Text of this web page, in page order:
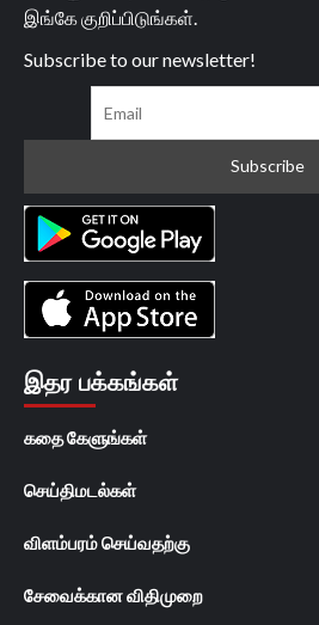
இங்கே குறிப்பிடுங்கள்.
Subscribe to our newsletter!
இதர பக்கங்கள்
கதை கேளுங்கள்
செய்திமடல்கள்
விளம்பரம் செய்வதற்கு
சேவைக்கான விதிமுறை